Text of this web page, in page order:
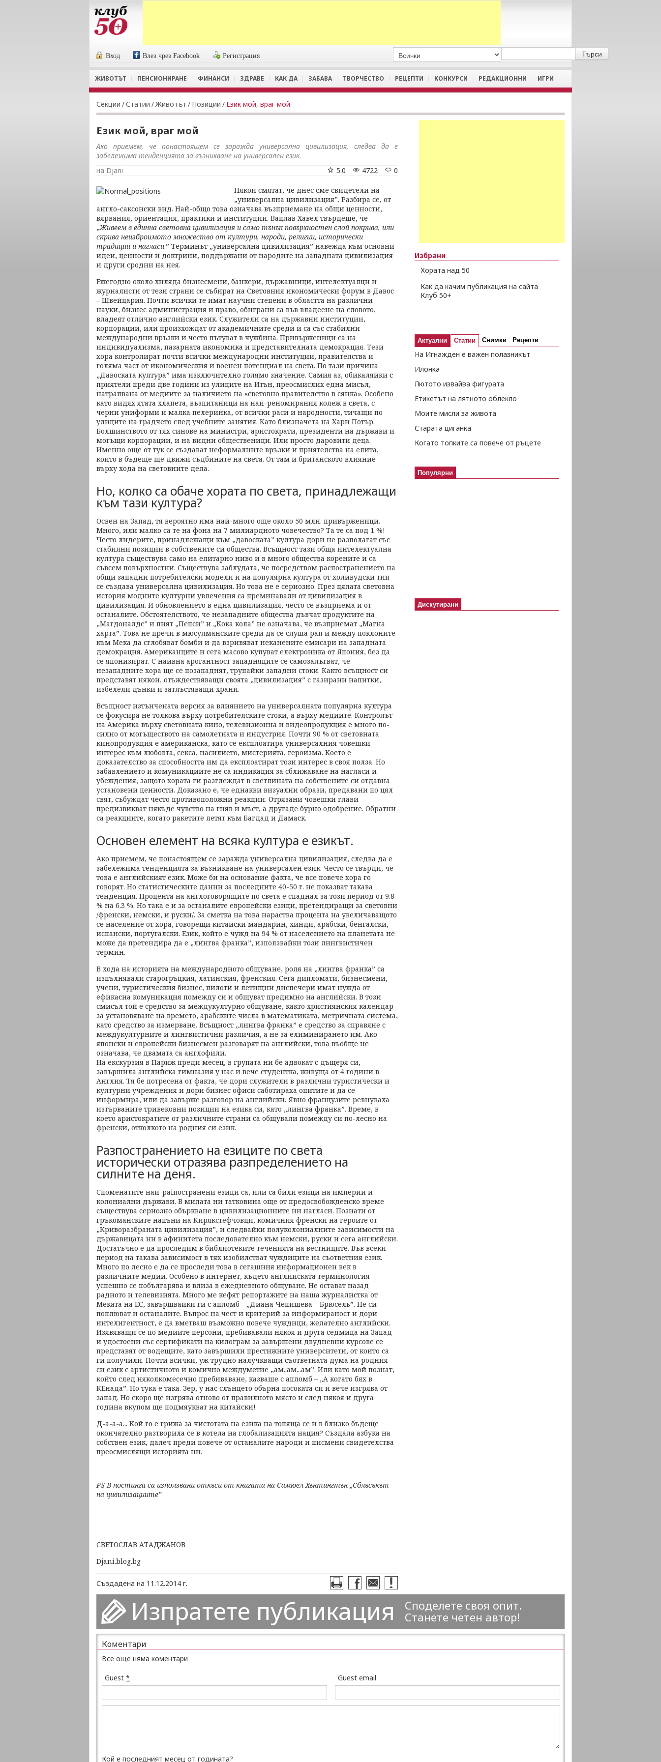
Вход Влез чрез Facebook Регистрация
ЖИВОТЪТ ПЕНСИОНИРАНЕ ФИНАНСИ ЗДРАВЕ КАК ДА ЗАБАВА ТВОРЧЕСТВО РЕЦЕПТИ КОНКУРСИ РЕДАКЦИОННИ ИГРИ
Секции /Статии /Животът / Позиции / Език мой, враг мой
Език мой, враг мой
Ако приемем, че понастоящем се заражда универсална цивилизация, следва да е
забележима тенденцията за възникване на универсален език.
на Djani
0
4722
5.0
Някои смятат, че днес сме свидетели на
„универсална цивилизация”. Разбира се, от
англо-саксонски вид. Най-общо това означава възприемане на общи ценности,
вярвания, ориентация, практики и институции. Вацлав Хавел твърдеше, че
„Живеем в единна световна цивилизация и само тънък повърхностен слой покрива, или
скрива неизброимото множество от култури, народи, религии, исторически
традиции и нагласи.” Терминът „универсална цивилизация” навежда към основни
идеи, ценности и доктрини, поддържани от народите на западната цивилизация
и други сродни на нея.
Ежегодно около хиляда бизнесмени, банкери, държавници, интелектуалци и
журналисти от тези страни се събират на Световния икономически форум в Давос
– Швейцария. Почти всички те имат научни степени в областта на различни
науки, бизнес администрация и право, обиграни са във владеене на словото,
владеят отлично английски език. Служители са на държавни институции,
корпорации, или произхождат от академичните среди и са със стабилни
международни връзки и често пътуват в чужбина. Привърженици са на
индивидуализма, пазарната икономика и представителната демокрация. Тези
хора контролират почти всички международни институции, правителства и
голяма част от икономическия и военен потенциал на света. По тази причина
„Давоската култура” има изключително голямо значение. Самия аз, обикаляйки с
приятели преди две години из улиците на Итън, преосмислих една мисъл,
натрапвана от медиите за наличието на «световно правителство в сянка». Особено
като видях ятата хлапета, възпитаници на най-реномирания колеж в света, с
черни униформи и малка пелеринка, от всички раси и народности, тичащи по
улиците на градчето след учебните занятия. Като близначета на Хари Потър.
Болшинството от тях синове на министри, аристократи, президенти на държави и
могъщи корпорации, и на видни общественици. Или просто даровити деца.
Именно още от тук се създават неформалните връзки и приятелства на елита,
който в бъдеще ще движи съдбините на света. От там и британското влияние
върху хода на световните дела.
Но, колко са обаче хората по света, принадлежащи
към тази култура?
Освен на Запад, тя вероятно има най-много още около 50 млн. привърженици.
Много, или малко са те на фона на 7 милиардното човечество? Та те са под 1 %!
Често лидерите, принадлежащи към „давоската” култура дори не разполагат със
стабилни позиции в собствените си общества. Всъщност тази обща интелектуална
култура съществува само на елитарно ниво и в много общества корените и са
съвсем повърхностни. Съществува заблудата, че посредством распостранението на
общи западни потребителски модели и на популярна култура от холивудски тип
се създава универсална цивилизация. Но това не е сериозно. През цялата световна
история модните културни увлечения са преминавали от цивилизация в
цивилизация. И обновлението в една цивилизация, често се възприема и от
останалите. Обстоятелството, че незападните общества дъвчат продуктите на
„Магдоналдс” и пият „Пепси” и „Кока кола” не означава, че възприемат „Магна
харта”. Това не пречи в мюсулманските среди да се слуша рап и между поклоните
към Мека да сглобяват бомби и да взривяват неканените емисари на западната
демокрация. Американците и сега масово купуват електроника от Япония, без да
се японизират. С наивна арогантност западняците се самозалъгват, че
незападните хора ще се позападнят, трупайки западни стоки. Както всъщност си
представят някои, отъждествяващи своята „цивилизация” с газирани напитки,
избелели дънки и затлъстяващи храни.
Всъщност изтънчената версия за влиянието на универсалната популярна култура
се фокусира не толкова върху потребителските стоки, а върху медиите. Контролът
на Америка върху световната кино, телевизионна и видеопродукция е много по-
силно от могъществото на самолетната и индустрия. Почти 90 % от световната
кинопродукция е американска, като се експлоатира универсалния човешки
интерес към любовта, секса, насилието, мистерията, героизма. Което е
доказателство за способността им да експлоатират този интерес в своя полза. Но
забавлението и комуникациите не са индикация за сближаване на нагласи и
убеждения, защото хората ги разглеждат в светлината на собствените си отдавна
установени ценности. Доказано е, че еднакви визуални образи, предавани по цял
свят, събуждат често противоположни реакции. Отрязани човешки глави
предизвикват някъде чувство на гняв и мъст, а другаде бурно одобрение. Обратни
са реакциите, когато ракетите летят към Багдад и Дамаск.
Основен елемент на всяка култура е езикът.
Ако приемем, че понастоящем се заражда универсална цивилизация, следва да е
забележима тенденцията за възникване на универсален език. Често се твърди, че
това е английският език. Може би на основание факта, че все повече хора го
говорят. Но статистическите данни за последните 40-50 г. не показват такава
тенденция. Процента на англоговорящите по света е спаднал за този период от 9.8
% на 6.3 %. Но така е и за останалите европейски езици, претендиращи за световни
/френски, немски, и руски/. За сметка на това нараства процента на увеличаващото
се население от хора, говорещи китайски мандарин, хинди, арабски, бенгалски,
испански, португалски. Език, който е чужд на 94 % от населението на планетата не
може да претендира да е „лингва франка”, използвайки този лингвистичен
термин.
В хода на историята на международното общуване, роля на „лингва франка” са
изпълнявали старогръцкия, латинския, френския. Сега дипломати, бизнесмени,
учени, туристическия бизнес, пилоти и летищни диспечери имат нужда от
ефикасна комуникация помежду си и общуват предимно на английски. В този
смисъл той е средство за междукултурно общуване, както християнския календар
за установяване на времето, арабските числа в математиката, метричната система,
като средство за измерване. Всъщност „лингва франка” е средство за справяне с
междукултурните и лингвистични различия, а не за елиминирането им. Ако
японски и европейски бизнесмен разговарят на английски, това въобще не
означава, че двамата са англофили.
На екскурзия в Париж преди месец, в групата ни бе адвокат с дъщеря си,
завършила английска гимназия у нас и вече студентка, живуща от 4 години в
Англия. Тя бе потресена от факта, че дори служители в различни туристически и
културни учреждения и дори бизнес офиси саботираха опитите и да се
информира, или да завърже разговор на английски. Явно французите ревнуваха
изтърваните тривековни позиции на езика си, като „лингва франка”. Време, в
което аристократите от различните страни са общували помежду си по-лесно на
френски, отколкото на родния си език.
Разпостранението на езиците по света
исторически отразява разпределението на
силните на деня.
Споменатите най-раiпостранени езици са, или са били езици на империи и
колониални държави. В милата ни татковина още от предосвобожденско време
съществува сериозно объркване в цивилизационните ни нагласи. Познати от
гръкоманските напъни на Кирякстефчовци, комичния френски на героите от
„Криворазбраната цивилизация”, и следвайки полуколониалните зависимости на
държавицата ни в афинитета последователно към немски, руски и сега английски.
Достатъчно е да проследим в библиотеките теченията на вестниците. Във всеки
период на такава зависимост в тях изобилстват чуждиците на съответния език.
Много по лесно е да се проследи това в сегашния информационен век в
различните медии. Особено в интернет, където английската терминология
успешно се побългарява и влиза в ежедневното общуване. Не остават назад
радиото и телевизията. Много ме кефят репортажите на наша журналистка от
Меката на ЕС, завършвайки ги с апломб - „Диана Чепишева – Брюсель”. Не си
поплюват и останалите. Въпрос на чест и критерий за информираност и дори
интелигентност, е да вметваш възможно повече чуждици, желателно английски.
Изявяващи се по медиите персони, пребивавали някоя и друга седмица на Запад
и удостоени със сертификати на килограм за завършени двудневни курсове се
представят от водещите, като завършили престижните университети, от които са
ги получили. Почти всички, уж трудно налучкващи съответната дума на родния
си език с артистичното и комично междуметие „ам..ам...ам”. Или като мой познат,
който след няколкомесечно пребиваване, казваше с апломб – „А когато бях в
КЕнада”. Но тука е така. Зер, у нас слънцето обърна посоката си и вече изгрява от
запад. Но скоро ще изгрява отново от правилното място и след някоя и друга
година вкупом ще подмяукват на китайски!
Д-а-а-а... Кой го е грижа за чистотата на езика на топяща се и в близко бъдеще
окончателно разтворила се в котела на глобализацията нация? Създала азбука на
собствен език, далеч преди повече от останалите народи и писмени свидетелства
преосмислящи историята ни.
PS В постинга са използвани откъси от книгата на Самюел Хънтингтън „Сблъсъкът
на цивилизациите”
СВЕТОСЛАВ АТАДЖАНОВ
Djani.blog.bg
Създадена на 11.12.2014 г.
Избрани
Хората над 50
Как да качим публикация на сайта
Клуб 50+
Актуални Статии Снимки Рецепти
На Игнажден е важен полазникът
Илонка
Лютото извайва фигурата
Етикетът на лятното облекло
Моите мисли за живота
Старата циганка
Когато топките са повече от ръцете
Популярни
Дискутирани
Изпратете публикация
Споделете своя опит.
Станете четен автор!
Коментари
Все още няма коментари
Guest * Guest email
Кой е последният месец от годината?